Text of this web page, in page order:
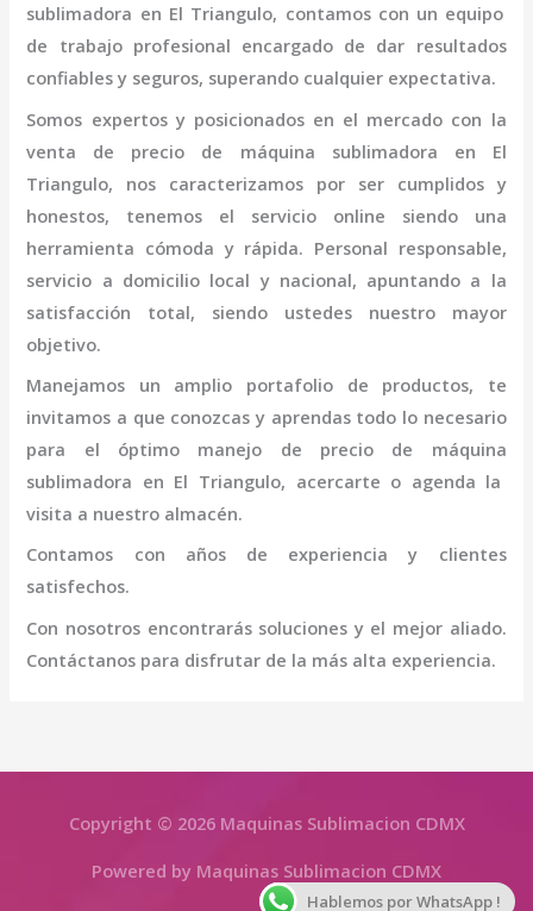
sublimadora en El Triangulo, contamos con un equipo
de trabajo profesional encargado de dar resultados
confiables y seguros, superando cualquier expectativa.
Somos expertos y posicionados en el mercado con la
venta de precio de máquina sublimadora en El
Triangulo, nos caracterizamos por ser cumplidos y
honestos, tenemos el servicio online siendo una
herramienta cómoda y rápida. Personal responsable,
servicio a domicilio local y nacional, apuntando a la
satisfacción total, siendo ustedes nuestro mayor
objetivo.
Manejamos un amplio portafolio de productos, te
invitamos a que conozcas y aprendas todo lo necesario
para el óptimo manejo de precio de
máquina
sublimadora en El Triangulo, acercarte o agenda la
visita a nuestro almacén.
Contamos con años de experiencia y clientes
satisfechos.
Con nosotros encontrarás soluciones y el mejor aliado.
Contáctanos para disfrutar de la más alta experiencia.
Copyright © 2026 Maquinas Sublimacion CDMX
Powered by Maquinas Sublimacion CDMX
Hablemos por WhatsApp !